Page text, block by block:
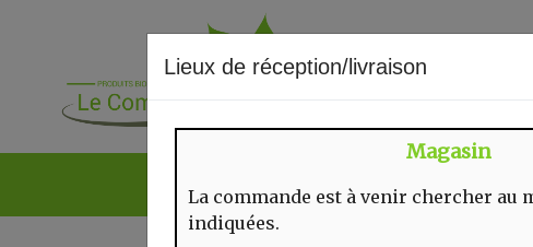
NOS VENTES DU
Lieux de réception/livraison
Magasin
La commande est à venir chercher au
indiquées.